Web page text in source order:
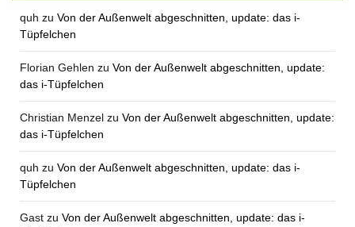
quh zu Von der Außenwelt abgeschnitten, update: das i-
Tüpfelchen
Florian Gehlen zu Von der Außenwelt abgeschnitten, update:
das i-Tüpfelchen
Christian Menzel zu Von der Außenwelt abgeschnitten, update:
das i-Tüpfelchen
quh zu Von der Außenwelt abgeschnitten, update: das i-
Tüpfelchen
Gast zu Von der Außenwelt abgeschnitten, update: das i-